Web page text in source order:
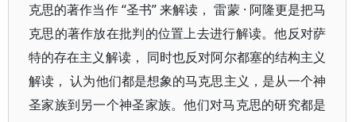
克思的著作当作 “圣书” 来解读， 雷蒙 · 阿隆更是把马
克思的著作放在批判的位置上去进行解读。他反对萨
特的存在主义解读， 同时也反对阿尔都塞的结构主义
解读， 认为他们都是想象的马克思主义，是从一个神
圣家族到另一个神圣家族。他们对马克思的研究都是